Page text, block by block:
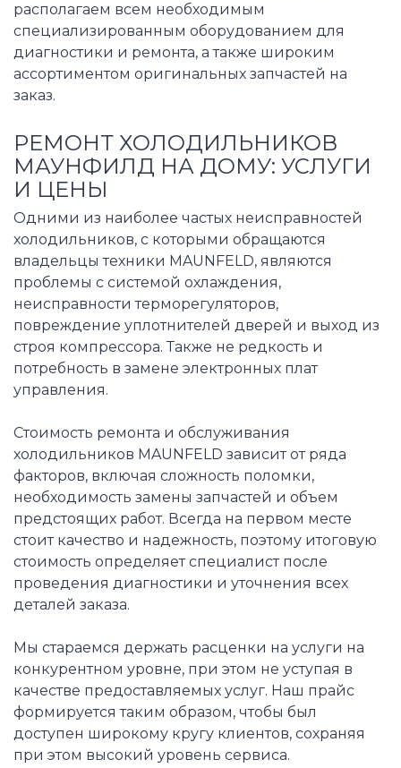
располагаем всем необходимым
специализированным оборудованием для
диагностики и ремонта, а также широким
ассортиментом оригинальных запчастей на
заказ.
РЕМОНТ ХОЛОДИЛЬНИКОВ
МАУНФИЛД НА ДОМУ: УСЛУГИ
И ЦЕНЫ
Одними из наиболее частых неисправностей
холодильников, с которыми обращаются
владельцы техники MAUNFELD, являются
проблемы с системой охлаждения,
неисправности терморегуляторов,
повреждение уплотнителей дверей и выход из
строя компрессора. Также не редкость и
потребность в замене электронных плат
управления.
Стоимость ремонта и обслуживания
холодильников MAUNFELD зависит от ряда
факторов, включая сложность поломки,
необходимость замены запчастей и объем
предстоящих работ. Всегда на первом месте
стоит качество и надежность, поэтому итоговую
стоимость определяет специалист после
проведения диагностики и уточнения всех
деталей заказа.
Мы стараемся держать расценки на услуги на
конкурентном уровне, при этом не уступая в
качестве предоставляемых услуг. Наш прайс
формируется таким образом, чтобы был
доступен широкому кругу клиентов, сохраняя
при этом высокий уровень сервиса.